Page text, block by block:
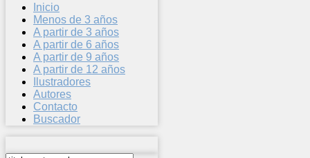
Inicio
Menos de 3 años
A partir de 3 años
A partir de 6 años
A partir de 9 años
A partir de 12 años
Ilustradores
Autores
Contacto
Buscador